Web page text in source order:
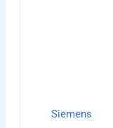
Siemens